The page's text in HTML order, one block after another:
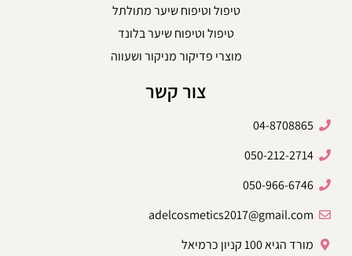
טיפול וטיפוח שיער מתולתל
טיפול וטיפוח שיער בלונד
מוצרי פדיקור מניקור ושעווה
צור קשר
04-8708865
050-212-2714
050-966-6746
adelcosmetics2017@gmail.com
מורד הגיא 100 קניון כרמיאל